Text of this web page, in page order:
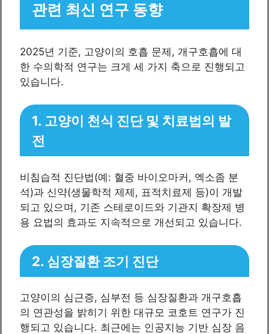
관련 최신 연구 동향
2025년 기준, 고양이의 호흡 문제, 개구호흡에 대
한 수의학적 연구는 크게 세 가지 축으로 진행되고
있습니다.
1. 고양이 천식 진단 및 치료법의 발
전
비침습적 진단법(예: 혈중 바이오마커, 엑소좀 분
석)과 신약(생물학적 제제, 표적치료제 등)이 개발
되고 있으며, 기존 스테로이드와 기관지 확장제 병
용 요법의 효과도 지속적으로 개선되고 있습니다.
2. 심장질환 조기 진단
고양이의 심근증, 심부전 등 심장질환과 개구호흡
의 연관성을 밝히기 위한 대규모 코호트 연구가 진
행되고 있습니다. 최근에는 인공지능 기반 심장 음